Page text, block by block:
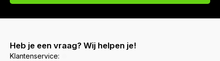
Heb je een vraag? Wij helpen je!
Klantenservice: